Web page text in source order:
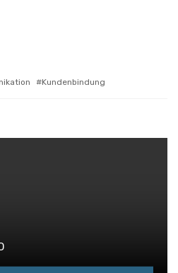
Kundenbindung